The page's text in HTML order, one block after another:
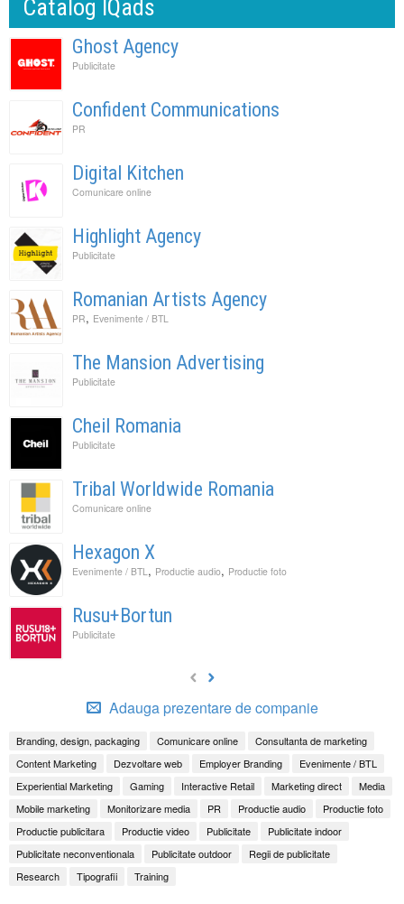
Catalog IQads
Ghost Agency
Publicitate
Confident Communications
PR
Digital Kitchen
Comunicare online
Highlight Agency
Publicitate
Romanian Artists Agency
PR, Evenimente / BTL
The Mansion Advertising
Publicitate
Cheil Romania
Publicitate
Tribal Worldwide Romania
Comunicare online
Hexagon X
Evenimente / BTL, Productie audio, Productie foto
Rusu+Bortun
Publicitate
Adauga prezentare de companie
Branding, design, packaging Comunicare online
Consultanta de marketing
Content Marketing
Dezvoltare web Employer Branding
Evenimente / BTL
Experiential Marketing
Gaming Interactive Retail Marketing direct
Media
Mobile marketing
Monitorizare media PR Productie audio
Productie foto
Productie publicitara
Productie video Publicitate
Publicitate indoor
Publicitate neconventionala
Publicitate outdoor
Regii de publicitate
Research
Tipografii Training